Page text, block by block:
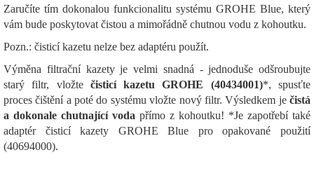
Zaručíte tím dokonalou funkcionalitu systému GROHE Blue, který
vám bude poskytovat čistou a mimořádně chutnou vodu z kohoutku.
Pozn.: čisticí kazetu nelze bez adaptéru použít.
Výměna filtrační kazety je velmi snadná - jednoduše odšroubujte
starý filtr, vložte čisticí kazetu GROHE (40434001)*, spusťte
proces čištění a poté do systému vložte nový filtr. Výsledkem je čistá
a dokonale chutnající voda přímo z kohoutku! *Je zapotřebí také
adaptér čisticí kazety GROHE Blue pro opakované použití
(40694000).